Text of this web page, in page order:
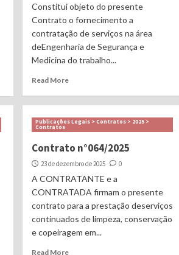
Constitui objeto do presente
Contrato o fornecimento a
contratação de serviços na área
deEngenharia de Segurança e
Medicina do trabalho...
Read More
Publicações Legais > Contratos > 2025 >
Contratos
Contrato n°064/2025
23 de dezembro de 2025 0
A CONTRATANTE e a
CONTRATADA firmam o presente
contrato para a prestação deserviços
continuados de limpeza, conservação
e copeiragem em...
Read More